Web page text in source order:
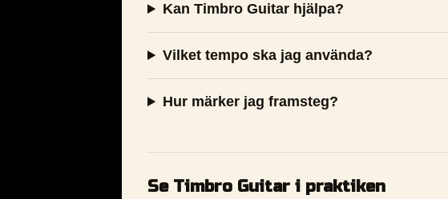
Kan Timbro Guitar hjälpa?
Vilket tempo ska jag använda?
Hur märker jag framsteg?
Se Timbro Guitar i praktiken